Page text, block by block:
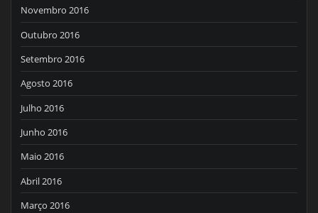
Novembro 2016
Outubro 2016
Setembro 2016
Agosto 2016
Julho 2016
Junho 2016
Maio 2016
Abril 2016
Março 2016